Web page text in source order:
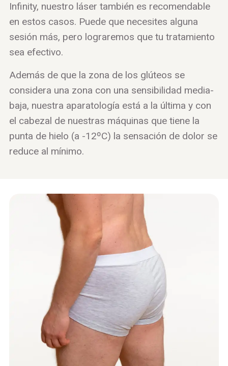
Infinity, nuestro láser también es recomendable
en estos casos. Puede que necesites alguna
sesión más, pero lograremos que tu tratamiento
sea efectivo.
Además de que la zona de los glúteos se
considera una zona con una sensibilidad media-
baja, nuestra aparatología está a la última y con
el cabezal de nuestras máquinas que tiene la
punta de hielo (a -12ºC) la sensación de dolor se
reduce al mínimo.